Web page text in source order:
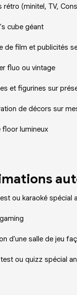
rétro (minitel, TV,
cube géant
de film et publicités
fluo ou vintage
et figurines sur
de décors sur
floor lumineux
ou karaoké spécial
d'une salle de jeu
ou quizz spécial